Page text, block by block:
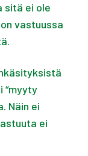
sitä ei ole
vastuussa
Näin ei
ei